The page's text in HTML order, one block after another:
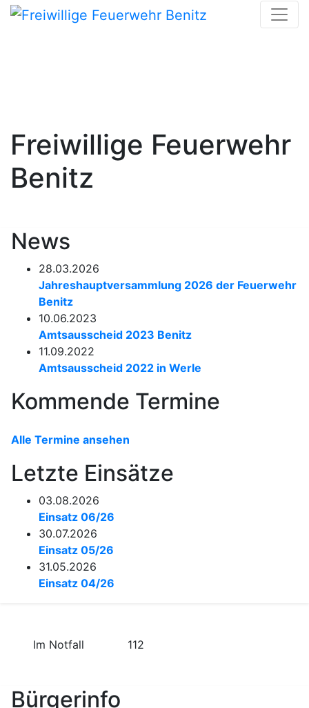
Skip
Freiwillige Feuerwehr
Benitz
News
28.03.2026
Jahreshauptversammlung 2026 der Feuerwehr
Benitz
10.06.2023
Amtsausscheid 2023 Benitz
11.09.2022
Amtsausscheid 2022 in Werle
Kommende Termine
Alle Termine ansehen
Letzte Einsätze
03.08.2026
Einsatz 06/26
30.07.2026
Einsatz 05/26
31.05.2026
Einsatz 04/26
Im Notfall 112
Bürgerinfo